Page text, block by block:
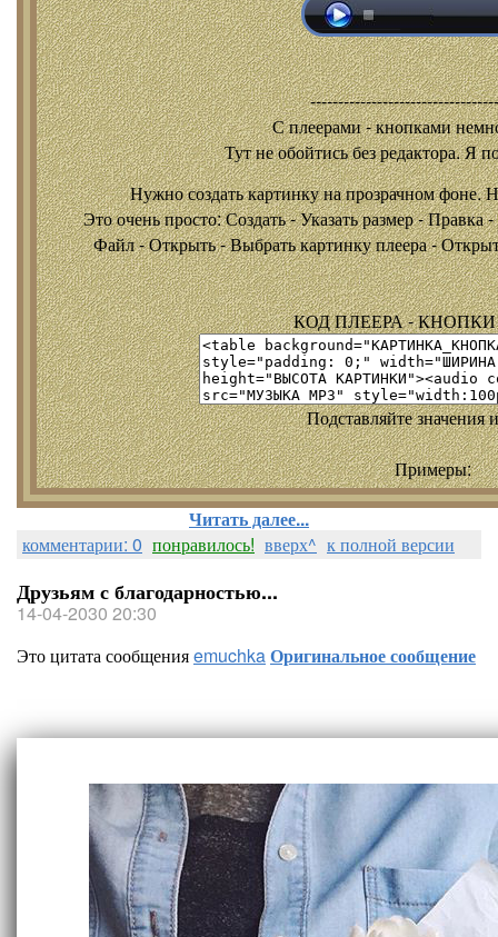
С плеерами - кнопками
Тут не обойтись без редактора. Я
Нужно создать картинку на прозрачном фоне.
Это очень просто: Создать - Указать размер -
Файл - Открыть - Выбрать картинку плеера -
КОД ПЛЕЕРА - КНОПКИ
Подставляйте значения
Примеры:
Читать далее...
комментарии: 0 понравилось! вверх^ к полной версии
Друзьям с благодарностью...
14-04-2030 20:30
Это цитата сообщенияemuchkaОригинальное сообщение